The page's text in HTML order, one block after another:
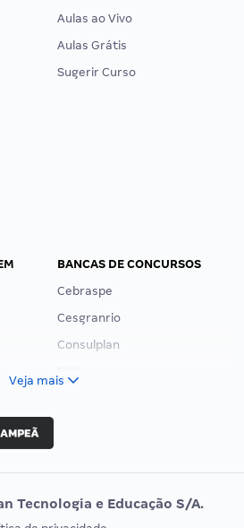
Aulas ao Vivo
Aulas Grátis
Sugerir Curso
BANCAS DE CONCURSOS
Cebraspe
Cesgranrio
Consulplan
Vunesp
Veja mais
Tecnologia e Educação S/A.